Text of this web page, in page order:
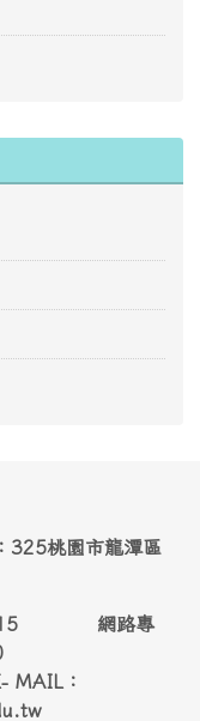
325桃園市龍潭區
網路專
：